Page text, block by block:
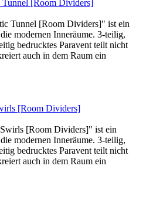
Tunnel [Room Dividers]
Tunnel [Room Dividers]" ist ein
modernen Inneräume. 3-teilig,
bedrucktes Paravent teilt nicht
auch in dem Raum ein
[Room Dividers]
[Room Dividers]" ist ein
modernen Inneräume. 3-teilig,
bedrucktes Paravent teilt nicht
auch in dem Raum ein